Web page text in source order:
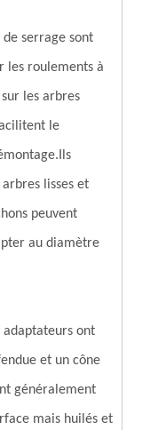
de serrage sont
les roulements à
les arbres
le
lisses et
peuvent
au diamètre
adaptateurs ont
et un cône
généralement
mais huilés et